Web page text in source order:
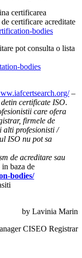
certificarea
certificare acreditate
bodies
pot consulta o lista
bodies
–
certificate ISO.
care ofera
firmele de
alti profesionisti /
ISO nu pot sa
de acreditare sau
in baza de
bodies/
by Lavinia Marin
CISEO Registrar